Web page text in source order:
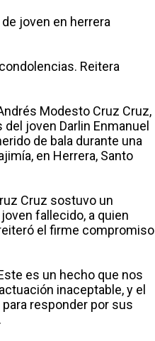
joven en herrera
Reitera
Modesto Cruz Cruz,
joven Darlin Enmanuel
de bala durante una
en Herrera, Santo
Cruz sostuvo un
fallecido, a quien
el firme compromiso
es un hecho que nos
inaceptable, y el
responder por sus